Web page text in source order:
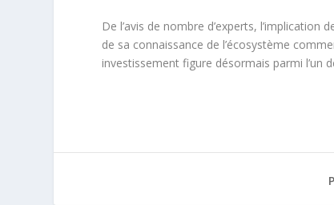
De l’avis de nombre d’experts,
de sa connaissance de l’écosystème
investissement figure désormais parmi l’un